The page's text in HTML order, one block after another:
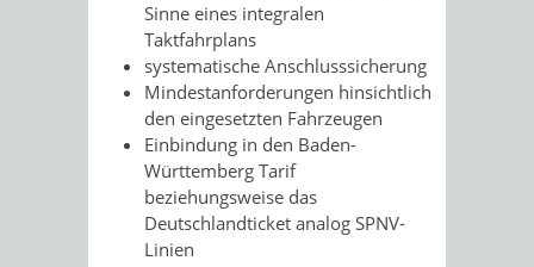
Sinne eines integralen
Taktfahrplans
systematische Anschlusssicherung
Mindestanforderungen hinsichtlich
den eingesetzten Fahrzeugen
Einbindung in den Baden-
Württemberg Tarif
beziehungsweise das
Deutschlandticket analog SPNV-
Linien